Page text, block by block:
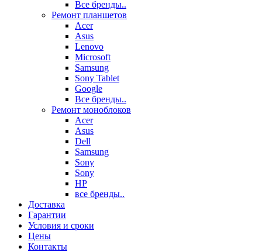
Все бренды..
Ремонт планшетов
Acer
Asus
Lenovo
Microsoft
Samsung
Sony Tablet
Google
Все бренды..
Ремонт моноблоков
Acer
Asus
Dell
Samsung
Sony
Sony
HP
все бренды..
Доставка
Гарантии
Условия и сроки
Цены
Контакты